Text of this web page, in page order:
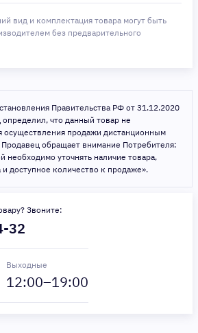
вид и комплектация товара могут быть
без предварительного
Правительства РФ от 31.12.2020
что данный товар не
осуществления продажи дистанционным
обращает внимание Потребителя:
необходимо уточнять наличие товара,
и доступное количество к продаже».
Звоните:
32
Выходные
12:00–19:00